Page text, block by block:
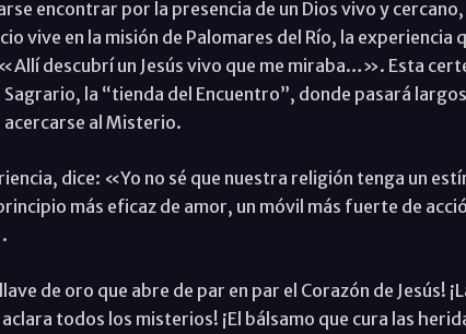
encontrar por la presencia de un Dios vivo y
vive en la misión de Palomares del Río, la experiencia
descubrí un Jesús vivo que me miraba…». Esta
la “tienda del Encuentro”, donde pasará
al Misterio.
dice: «Yo no sé que nuestra religión tenga un
más eficaz de amor, un móvil más fuerte de
de oro que abre de par en par el Corazón de Jesús!
todos los misterios! ¡El bálsamo que cura las